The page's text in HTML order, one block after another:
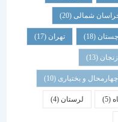
(20)
تهران
و بختیاری (10)
لرستان (4)